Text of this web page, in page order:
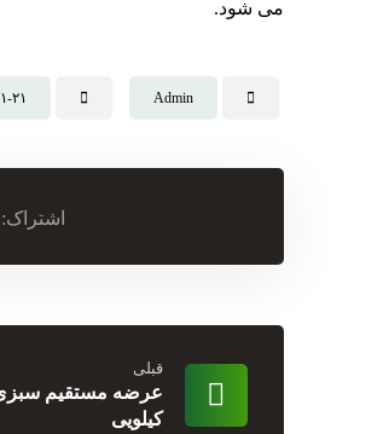
می شود.
Admin
قبلی
عرضه مستقیم
کیلویی